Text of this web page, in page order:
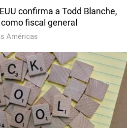
confirma a Todd Blanche,
fiscal general
Américas